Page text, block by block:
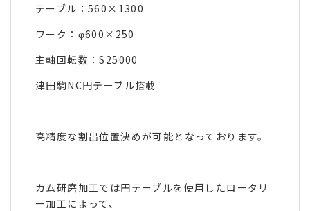
テーブル：560×1300
ワーク：φ600×250
主軸回転数：S25000
津田駒NC円テーブル搭載
高精度な割出位置決めが可能となっております。
カム研磨加工では円テーブルを使用したロータリ
ー加工によって、